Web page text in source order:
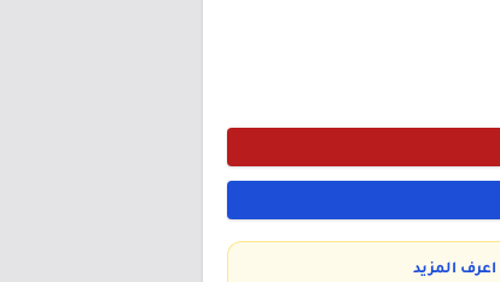
اعرف المزيد